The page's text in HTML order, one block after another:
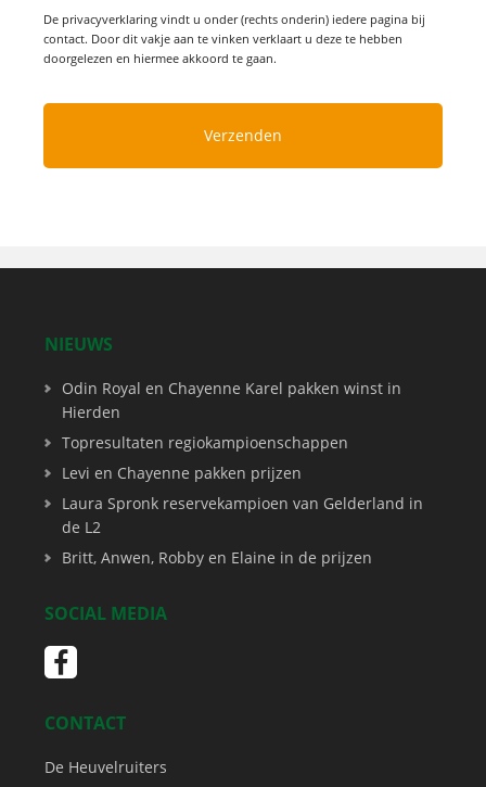
De privacyverklaring vindt u onder (rechts onderin) iedere pagina bij
contact. Door dit vakje aan te vinken verklaart u deze te hebben
doorgelezen en hiermee akkoord te gaan.
NIEUWS
Odin Royal en Chayenne Karel pakken winst in
Hierden
Topresultaten regiokampioenschappen
Levi en Chayenne pakken prijzen
Laura Spronk reservekampioen van Gelderland in
de L2
Britt, Anwen, Robby en Elaine in de prijzen
SOCIAL MEDIA
CONTACT
De Heuvelruiters